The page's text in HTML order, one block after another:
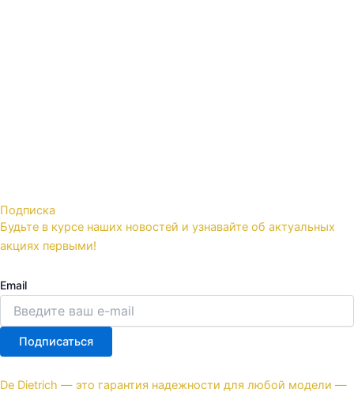
Подписка
Будьте в курсе наших новостей и узнавайте об актуальных
акциях первыми!
Email
Подписаться
De Dietrich — это гарантия надежности для любой модели —